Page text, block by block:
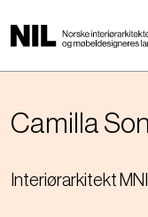
p
Camilla
Interiørarkitekt